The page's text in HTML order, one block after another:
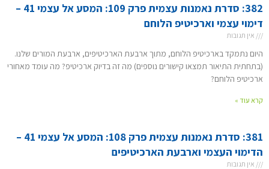
382: סדרת נאמנות עצמית פרק 109: המסע אל עצמי 41 –
דימוי עצמי וארכיטיפ הלוחם
אין תגובות
היום נתמקד בארכיטיפ הלוחם, מתוך ארבעת הארכיטיפים, ארבעת המורים שלנו.
(בתחתית התיאור תמצאו קישורים נוספים) מה זה בדיוק ארכיטיפ? מה עומד מאחורי
ארכיטיפ הלוחם?
קרא עוד »
381: סדרת נאמנות עצמית פרק 108: המסע אל עצמי 41 –
הדימוי העצמי וארבעת הארכיטיפים
אין תגובות